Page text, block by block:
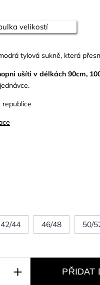
tylová sukně, která
ušíti v délkách 90cm,
republice
velikostí
42/44 46/48 50/
PŘIDAT